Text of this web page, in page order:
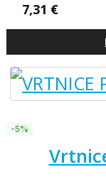
7,31 €
-5%